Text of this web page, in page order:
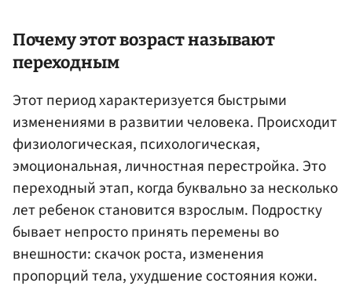
Почему этот возраст называют
переходным
Этот период характеризуется быстрыми
изменениями в развитии человека. Происходит
физиологическая, психологическая,
эмоциональная, личностная перестройка. Это
переходный этап, когда буквально за несколько
лет ребенок становится взрослым. Подростку
бывает непросто принять перемены во
внешности: скачок роста, изменения
пропорций тела, ухудшение состояния кожи.